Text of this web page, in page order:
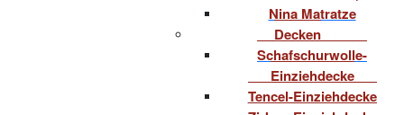
Nina Matratze
Decken
Schafschurwolle-
Einziehdecke
Tencel-Einziehdecke